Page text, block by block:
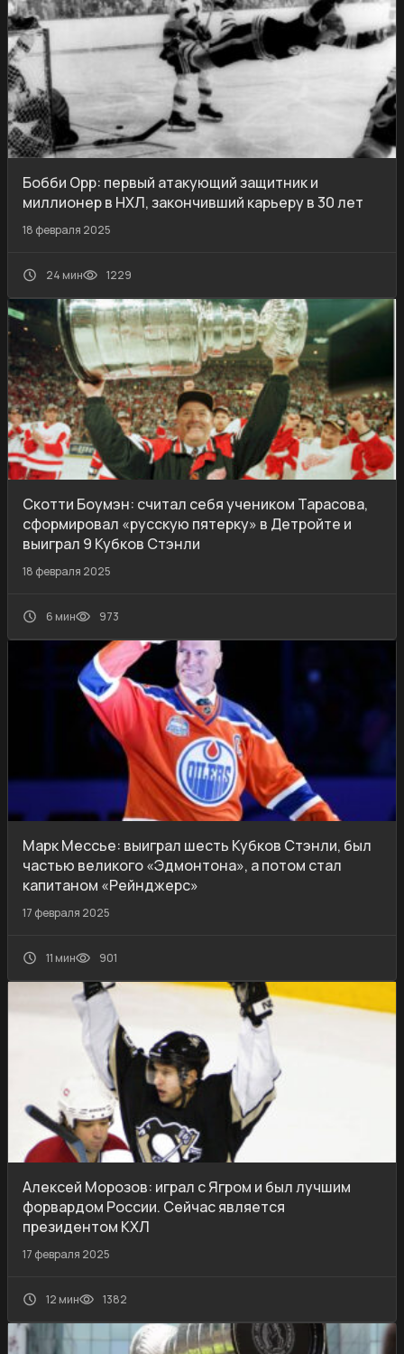
Бобби Орр: первый атакующий защитник и
миллионер в НХЛ, закончивший карьеру в 30 лет
18 февраля 2025
24 мин 1229
Скотти Боумэн: считал себя учеником Тарасова,
сформировал «русскую пятерку» в Детройте и
выиграл 9 Кубков Стэнли
18 февраля 2025
6 мин 973
Марк Мессье: выиграл шесть Кубков Стэнли, был
частью великого «Эдмонтона», а потом стал
капитаном «Рейнджерс»
17 февраля 2025
11 мин 901
Алексей Морозов: играл с Ягром и был лучшим
форвардом России. Сейчас является
президентом КХЛ
17 февраля 2025
12 мин 1382